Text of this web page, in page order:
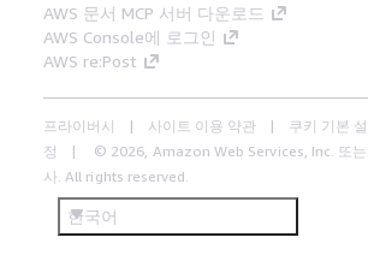
AWS 문서 MCP 서버 다운로드
AWS Console에 로그인
AWS re:Post
프라이버시 사이트 이용 약관
쿠키 기본 설
정
© 2026, Amazon Web Services, Inc. 또는
사. All rights reserved.
한국어